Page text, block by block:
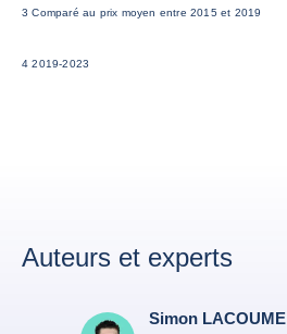
3 Comparé au prix moyen entre 2015 et 2019
4 2019-2023
Auteurs et experts
Simon LACOUME